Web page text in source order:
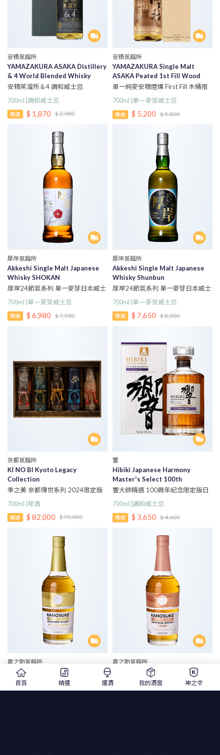
安積蒸餾所
YAMAZAKURA ASAKA Distillery
& 4 World Blended Whisky
安積蒸溜所＆4 調和威士忌
700ml |調和威士忌
精選 $ 1,870 $ 2,080
安積蒸餾所
YAMAZAKURA Single Malt
ASAKA Peated 1st Fill Wood
Edition
單一純麥安積煙燻 First Fill 木桶限
定版
700ml |單一麥芽威士忌
精選 $ 5,200 $ 5,800
厚岸蒸餾所
Akkeshi Single Malt Japanese
Whisky SHOKAN
厚岸24節氣系列 單一麥芽日本威士
忌 小寒
700ml |單一麥芽威士忌
精選 $ 6,980 $ 7,500
厚岸蒸餾所
Akkeshi Single Malt Japanese
Whisky Shunbun
厚岸24節氣系列 單一麥芽日本威士
忌 春分
700ml |單一麥芽威士忌
精選 $ 7,650 $ 8,000
京都蒸餾所
KI NO BI Kyoto Legacy
Collection
季之美 京都傳世系列 2024限定版
700ml |琴酒
精選 $ 82,000 $ 90,000
響
Hibiki Japanese Harmony
Master's Select 100th
Anniversary Edition
響大師精選 100周年紀念限定版日
本調和威士忌
700ml |調和威士忌
精選 $ 3,650 $ 4,600
嘉之助蒸餾所
KANOSUKE Double Distillery
嘉之助 雙廠 日本威士忌
嘉之助蒸餾所
KANOSUKE Hioki Pot Still
嘉之助 ⽇置蒸餾蔵 日本威士忌
首頁 精選 選酒 我的酒窖 神之雫